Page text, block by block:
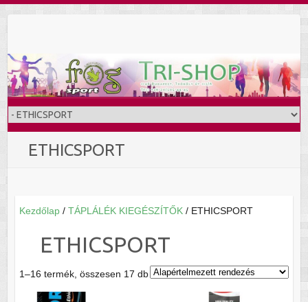
ETHICSPORT
Kezdőlap/ TÁPLÁLÉK KIEGÉSZÍTŐK/ ETHICSPORT
ETHICSPORT
1–16 termék, összesen 17 db